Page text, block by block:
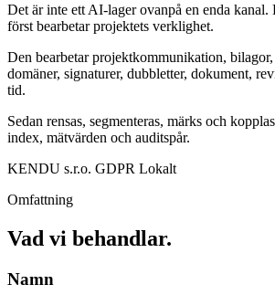
Det är inte ett AI-lager ovanpå en enda kanal.
först bearbetar projektets verklighet.
Den bearbetar projektkommunikation, bilagor,
domäner, signaturer, dubbletter, dokument,
tid.
Sedan rensas, segmenteras, märks och
index, mätvärden och auditspår.
KENDU s.r.o. GDPR Lokalt
Omfattning
Vad vi behandlar.
Namn